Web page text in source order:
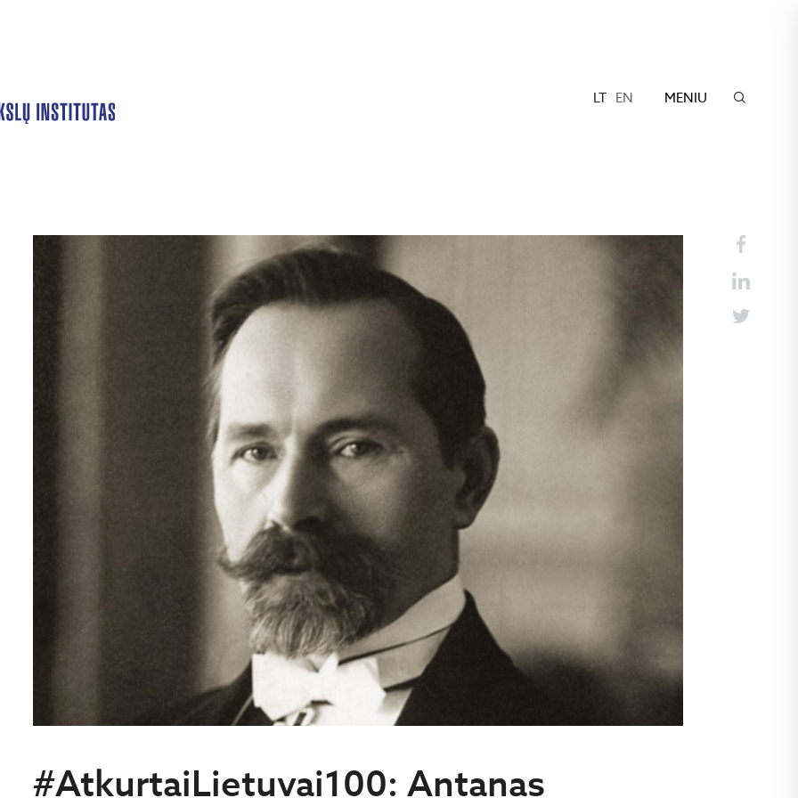
LT EN MENIU
#AtkurtaiLietuvai100: Antanas